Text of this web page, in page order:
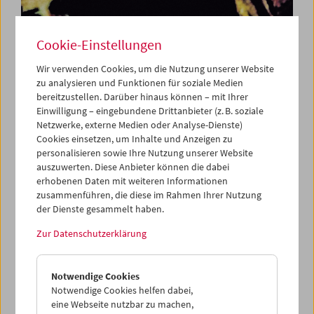
Was ist Film:
Programm 15-21
Mit Werken von Kenneth Anger, Martin Arnold, Luis
Buñuel, Cinématographe Lumière, René Clair & Francis
Picabia, Carl Theodor Dreyer, Ken Jacobs, Man Ray, Ron
Rice, Walter Ruttmann, Paul Sharits, Robert Siodmak &
Edgar G. Ulmer, Dziga Vertov, Andy Warhol
Hundertjahrfeier des Kinos das Zyklische ProgrammWas
ist Film.Das Programm definiert, so Kubelka, "durch
Beispiele den Film als eigenständige Kunstgattung, als
Werkzeug, welches neue Denkweisen vermittelt. Es wird
Cookie-Einstellungen
Wir verwenden Cookies, um die Nutzung unserer Website
zu analysieren und Funktionen für soziale Medien
bereitzustellen. Darüber hinaus können – mit Ihrer
Einwilligung – eingebundene Drittanbieter (z. B. soziale
Netzwerke, externe Medien oder Analyse-Dienste)
Cookies einsetzen, um Inhalte und Anzeigen zu
personalisieren sowie Ihre Nutzung unserer Website
auszuwerten. Diese Anbieter können die dabei
erhobenen Daten mit weiteren Informationen
zusammenführen, die diese im Rahmen Ihrer Nutzung
der Dienste gesammelt haben.
Zur Datenschutzerklärung
Notwendige Cookies
Notwendige Cookies helfen dabei,
eine Webseite nutzbar zu machen,